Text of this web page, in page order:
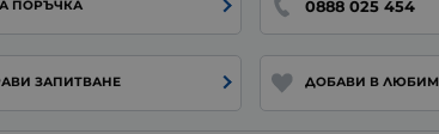
ПОРЪЧКА 0888 025 454
ЗАПИТВАНЕ ДОБАВИ В